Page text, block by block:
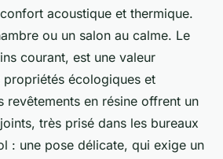
acoustique et thermique.
ou un salon au calme. Le
courant, est une valeur
propriétés écologiques et
revêtements en résine offrent un
très prisé dans les bureaux
: une pose délicate, qui exige un